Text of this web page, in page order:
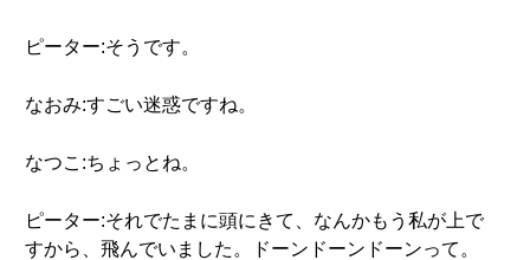
ピーター:そうです。
なおみ:すごい迷惑ですね。
なつこ:ちょっとね。
ピーター:それでたまに頭にきて、なんかもう私が上で
すから、飛んでいました。ドーンドーンドーンって。